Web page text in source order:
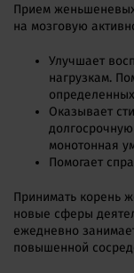
Прием
на мозговую
Улучшает
нагрузкам.
Оказывает
монотонная
Помогает
Принимать корень
новые сферы
ежедневно
повышенной